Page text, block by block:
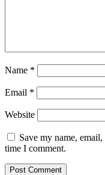
Name *
Email *
Website
Save my name,
time I comment.